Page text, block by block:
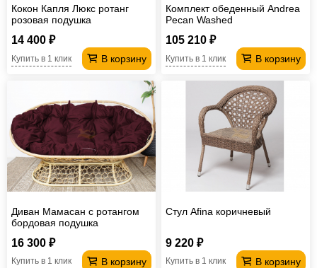
Кокон Капля Люкс ротанг
розовая подушка
14 400 ₽
В корзину
Купить в 1 клик
Комплект обеденный Andrea
Pecan Washed
105 210 ₽
В корзину
Купить в 1 клик
Диван Мамасан с ротангом
бордовая подушка
16 300 ₽
В корзину
Купить в 1 клик
Стул Afina коричневый
9 220 ₽
В корзину
Купить в 1 клик